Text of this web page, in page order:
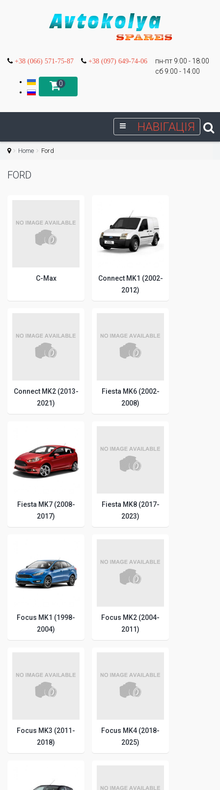
+38 (066) 571-75-87 +38 (097) 649-74-06
пн-пт 9:00 - 18:00
сб 9:00 - 14:00
0
НАВІГАЦІЯ
Home Ford
FORD
C-Max
Connect MK1 (2002-
2012)
Connect MK2 (2013-
2021)
Fiesta MK6 (2002-
2008)
Fiesta MK7 (2008-
2017)
Fiesta MK8 (2017-
2023)
Focus MK1 (1998-
2004)
Focus MK2 (2004-
2011)
Focus MK3 (2011-
2018)
Focus MK4 (2018-
2025)